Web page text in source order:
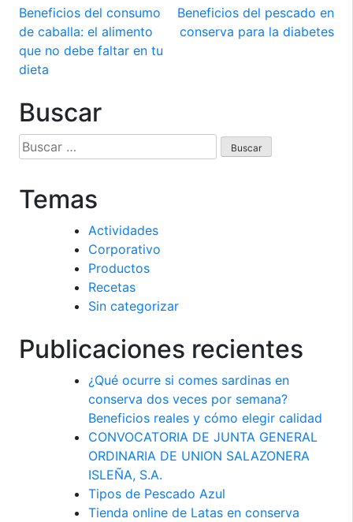
Navegación
de
entradas
Beneficios del consumo
de caballa: el alimento
que no debe faltar en tu
dieta
Beneficios del pescado en
conserva para la diabetes
Buscar
Buscar:
Temas
Actividades
Corporativo
Productos
Recetas
Sin categorizar
Publicaciones recientes
¿Qué ocurre si comes sardinas en
conserva dos veces por semana?
Beneficios reales y cómo elegir calidad
CONVOCATORIA DE JUNTA GENERAL
ORDINARIA DE UNION SALAZONERA
ISLEÑA, S.A.
Tipos de Pescado Azul
Tienda online de Latas en conserva